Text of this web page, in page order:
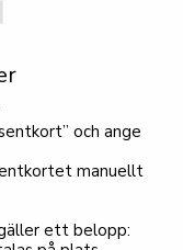
och ange
manuellt
ett belopp: